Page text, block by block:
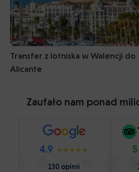
Transfer z lotniska w Walencji do
Alicante
Zaufało nam ponad
4.9
130 opinii